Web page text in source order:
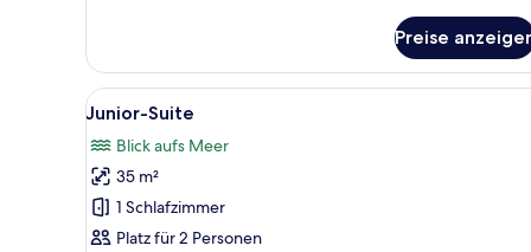
Preise
Alle
Fotos
für
Junior-
Suite
anzeigen
Junior-Suite | Minibar,
2
Junior-Suite
Blick aufs Meer
35 m²
1 Schlafzimmer
Platz für 2 Personen